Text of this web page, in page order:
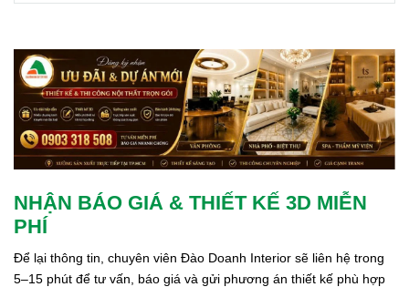
NHẬN BÁO GIÁ & THIẾT KẾ 3D MIỄN
PHÍ
Để lại thông tin, chuyên viên Đào Doanh Interior sẽ liên hệ trong
5–15 phút để tư vấn, báo giá và gửi phương án thiết kế phù hợp